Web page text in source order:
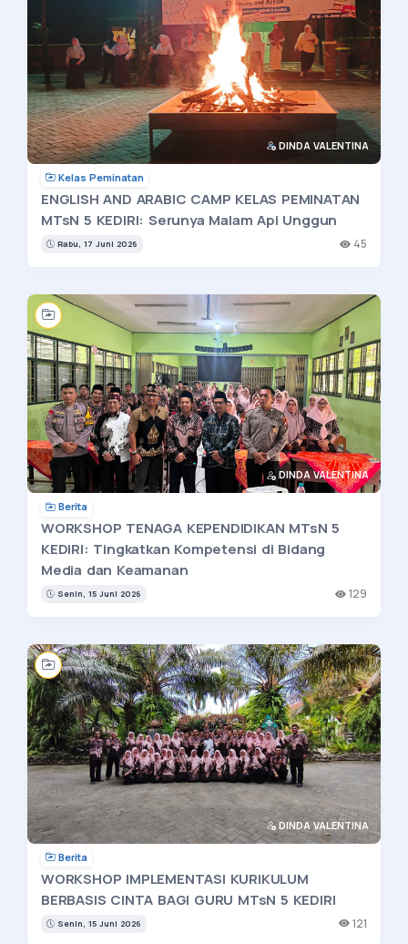
DINDA VALENTINA
Kelas Peminatan
ENGLISH AND ARABIC CAMP KELAS PEMINATAN
MTsN 5 KEDIRI: Serunya Malam Api Unggun
Rabu, 17 Juni 2026 45
DINDA VALENTINA
Berita
WORKSHOP TENAGA KEPENDIDIKAN MTsN 5
KEDIRI: Tingkatkan Kompetensi di Bidang
Media dan Keamanan
Senin, 15 Juni 2026 129
DINDA VALENTINA
Berita
WORKSHOP IMPLEMENTASI KURIKULUM
BERBASIS CINTA BAGI GURU MTsN 5 KEDIRI
Senin, 15 Juni 2026 121